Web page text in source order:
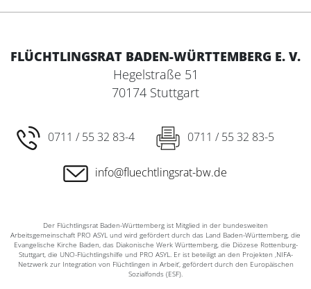
FLÜCHTLINGSRAT BADEN-WÜRTTEMBERG E. V.
Hegelstraße 51
70174 Stuttgart
0711 / 55 32 83-4 0711 / 55 32 83-5
info@fluechtlingsrat-bw.de
Der Flüchtlingsrat Baden-Württemberg ist Mitglied in der bundesweiten
Arbeitsgemeinschaft PRO ASYL und wird gefördert durch das Land Baden-Württemberg, die
Evangelische Kirche Baden, das Diakonische Werk Württemberg, die Diözese Rottenburg-
Stuttgart, die UNO-Flüchtlingshilfe und PRO ASYL. Er ist beteiligt an den Projekten ‚NIFA-
Netzwerk zur Integration von Flüchtlingen in Arbeit‘, gefördert durch den Europäischen
Sozialfonds (ESF).